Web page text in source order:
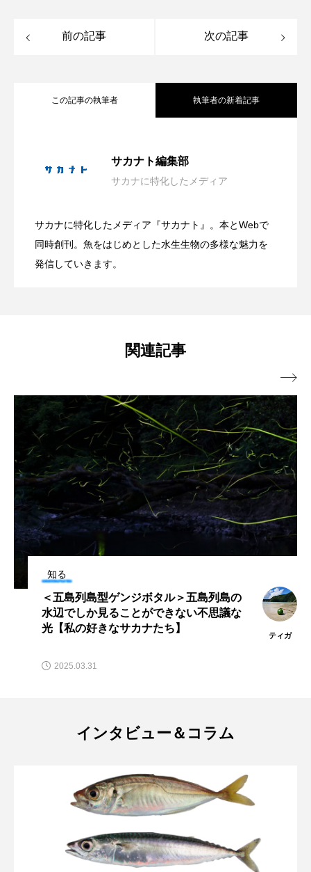
ハナシャコ ハナビラウオ
バイオロギング バショウカジキ
ヒドラ ヒメマス ヒラマサ
ブックレビュー
ホタルイカ ホッキガイ ホッケ
ホテイウオ ホネガイ ホホジロザメ
ホヤ ホンモロコ ポットベリーシーホース
マアジ マイクロプラスチック マグロ
マス マダラ
マテガイ
ミナミギンガメアジ ミナミヌマエビ
ミナミハタンポ ミナミメダカ
ミンククジラ
メゴチ メジナ メヌケ
モノノケトンガリサカタザメ モリアオガエル
モンツキハギ ヤコウガイ
前の記事 次の記事
この記事の執筆者 執筆者の新着記事
サカナト編集部
サカナに特化したメディア
サカナに特化したメディア『サカナト』。本とWebで
同時創刊。魚をはじめとした水生生物の多様な魅力を
発信していきます。
イベント開催【静岡県松崎町】
た水族館 オープンの経緯と運営の裏側
2026.08.08 自由研究にもぴったり！ 学研が＜カブト
と1年かけて共同開発
関連記事
知る
＜五島列島型ゲンジボタル＞五島列島の
水辺でしか見ることができない不思議な
光【私の好きなサカナたち】
ティガ
2025.03.31

インタビュー＆コラム